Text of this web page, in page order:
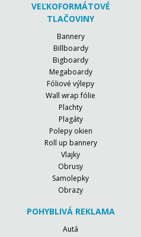
VEĽKOFORMÁTOVÉ
TLAČOVINY
Bannery
Billboardy
Bigboardy
Megaboardy
Fóliové výlepy
Wall wrap fólie
Plachty
Plagáty
Polepy okien
Roll up bannery
Vlajky
Obrusy
Samolepky
Obrazy
POHYBLIVÁ REKLAMA
Autá